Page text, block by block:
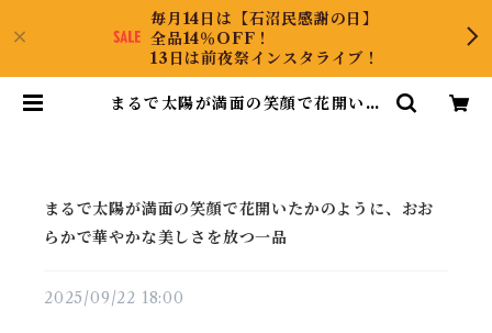
毎月14日は【石沼民感謝の日】
全品14％OFF！
13日は前夜祭インスタライブ！
まるで太陽が満面の笑顔で花開いた
まるで太陽が満面の笑顔で花開いたかのように、おお
らかで華やかな美しさを放つ一品
2025/09/22 18:00